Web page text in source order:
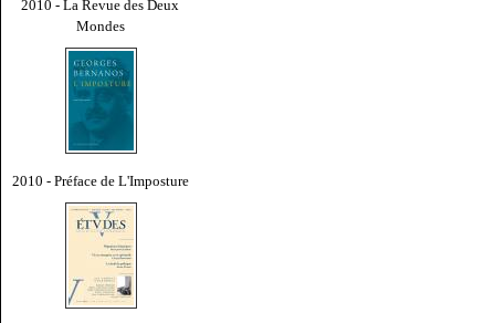
2010 - La Revue des Deux
Mondes
2010 - Préface de L'Imposture